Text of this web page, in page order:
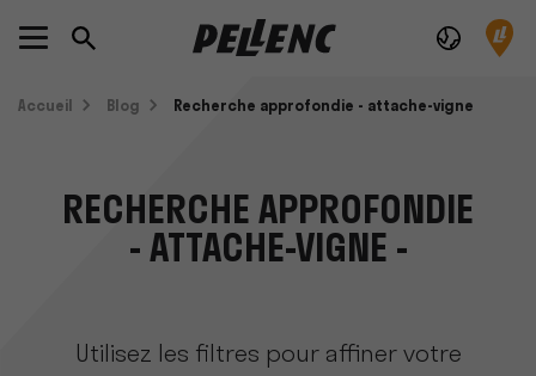
Accueil Blog Recherche approfondie - attache-vigne
RECHERCHE APPROFONDIE
- ATTACHE-VIGNE -
Utilisez les filtres pour affiner votre